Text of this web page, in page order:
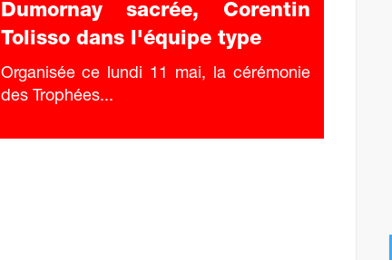
Dumornay sacrée, Corentin
Tolisso dans l'équipe type
Organisée ce lundi 11 mai, la cérémonie
des Trophées...